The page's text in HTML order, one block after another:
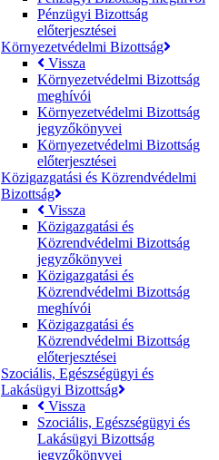
Pénzügyi Bizottság
előterjesztései
Környezetvédelmi Bizottság
Vissza
Környezetvédelmi Bizottság
meghívói
Környezetvédelmi Bizottság
jegyzőkönyvei
Környezetvédelmi Bizottság
előterjesztései
Közigazgatási és Közrendvédelmi
Bizottság
Vissza
Közigazgatási és
Közrendvédelmi Bizottság
jegyzőkönyvei
Közigazgatási és
Közrendvédelmi Bizottság
meghívói
Közigazgatási és
Közrendvédelmi Bizottság
előterjesztései
Szociális, Egészségügyi és
Lakásügyi Bizottság
Vissza
Szociális, Egészségügyi és
Lakásügyi Bizottság
jegyzőkönyvei